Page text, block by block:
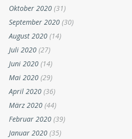
Oktober 2020 (31)
September 2020 (30)
August 2020 (14)
Juli 2020 (27)
Juni 2020 (14)
Mai 2020 (29)
April 2020 (36)
März 2020 (44)
Februar 2020 (39)
Januar 2020 (35)